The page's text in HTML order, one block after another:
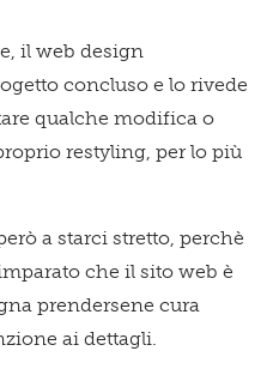
il web design
concluso e lo rivede
qualche modifica o
restyling, per lo più
a starci stretto, perchè
che il sito web è
prendersene cura
ai dettagli.